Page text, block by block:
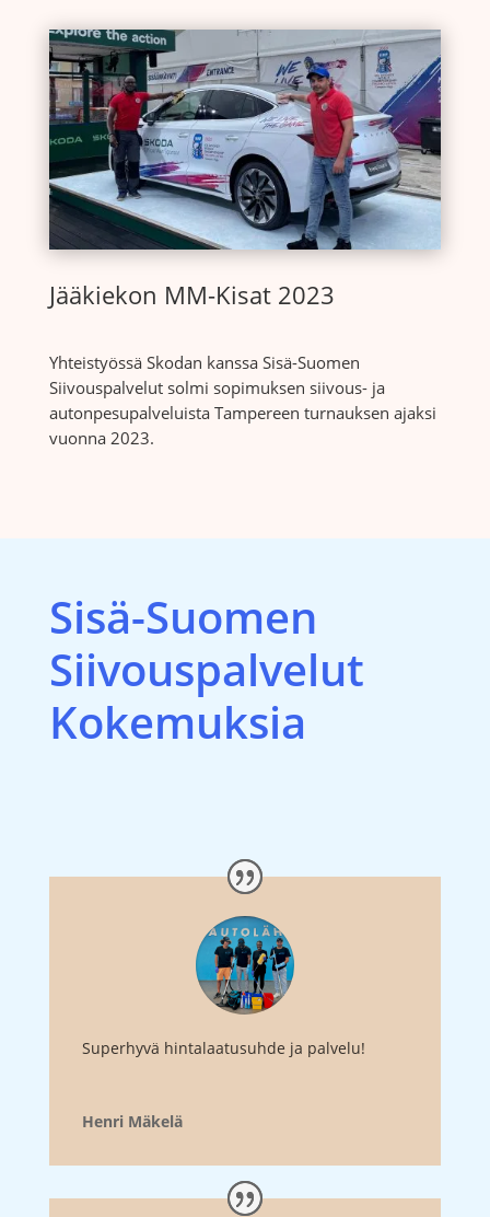
Jääkiekon MM-Kisat 2023
Yhteistyössä Skodan kanssa Sisä-Suomen
Siivouspalvelut solmi sopimuksen siivous- ja
autonpesupalveluista Tampereen turnauksen ajaksi
vuonna 2023.
Sisä-Suomen
Siivouspalvelut
Kokemuksia
Superhyvä hintalaatusuhde ja palvelu!
Henri Mäkelä